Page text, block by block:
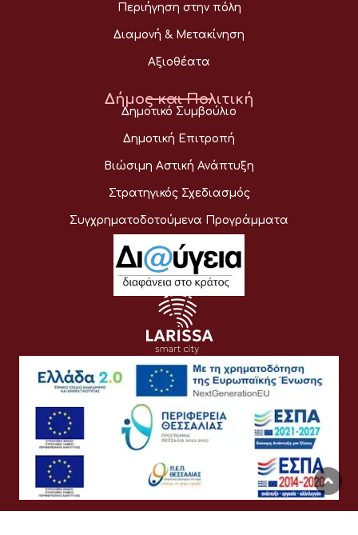
Περιήγηση στην πόλη
Διαμονή & Μετακίνηση
Αξιοθέατα
Δήμος και Πολιτική
Δημοτικό Συμβούλιο
Δημοτική Επιτροπή
Βιώσιμη Αστική Ανάπτυξη
Στρατηγικός Σχεδιασμός
Συγχρηματοδοτούμενα Προγράμματα